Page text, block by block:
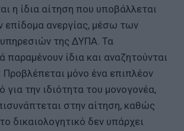
η ίδια αίτηση που υποβάλλεται
επίδομα ανεργίας, μέσω των
της ΔΥΠΑ. Τα
παραμένουν ίδια και αναζητούνται
Προβλέπεται μόνο ένα επιπλέον
για την ιδιότητα του μονογονέα,
στην αίτηση, καθώς
δικαιολογητικό δεν υπάρχει